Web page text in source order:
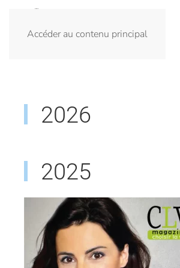
Accéder au contenu principal
2026
2025